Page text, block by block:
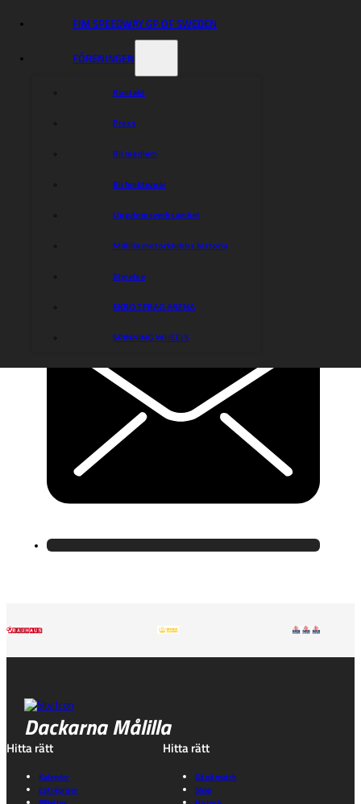
FIM SPEEDWAY GP OF SWEDEN
FÖRENINGEN
Kontakt
Press
Bli medlem
Bli funktionär
Ungdomsverksamhet
Målilla motorklubbs historia
Styrelse
SKROTFRAG ARENA
SPINNING WHEELS
Dackarna Målilla
Hitta rätt
Kalender
Entrépriser
Hitta rätt
Gå på match
Shop